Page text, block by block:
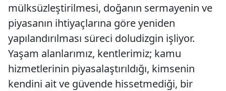
mülksüzleştirilmesi, doğanın sermayenin ve
piyasanın ihtiyaçlarına göre yeniden
yapılandırılması süreci doludizgin işliyor.
Yaşam alanlarımız, kentlerimiz; kamu
hizmetlerinin piyasalaştırıldığı, kimsenin
kendini ait ve güvende hissetmediği, bir